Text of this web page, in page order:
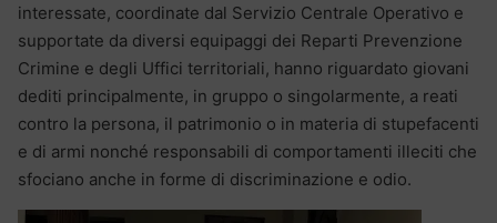
interessate, coordinate dal Servizio Centrale Operativo e
supportate da diversi equipaggi dei Reparti Prevenzione
Crimine e degli Uffici territoriali, hanno riguardato giovani
dediti principalmente, in gruppo o singolarmente, a reati
contro la persona, il patrimonio o in materia di stupefacenti
e di armi nonché responsabili di comportamenti illeciti che
sfociano anche in forme di discriminazione e odio.